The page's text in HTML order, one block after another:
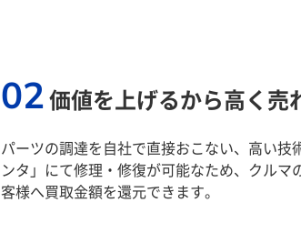
02価値を上げるから高く売
パーツの調達を自社で直接おこない、高い技
ンタ」にて修理・修復が可能なため、クルマ
客様へ買取金額を還元できます。